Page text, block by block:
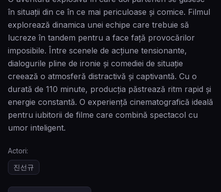
în situații din ce în ce mai periculoase și comice. Filmul
explorează dinamica unei echipe care trebuie să
lucreze în tandem pentru a face față provocărilor
imposibile. Între scenele de acțiune tensionante,
dialogurile pline de ironie și comediei de situație
creează o atmosferă distractivă și captivantă. Cu o
durată de 110 minute, producția păstrează ritm rapid și
energie constantă. O experiență cinematografică ideală
pentru iubitorii de filme care combină spectacol cu
umor inteligent.
Actori:
진선규